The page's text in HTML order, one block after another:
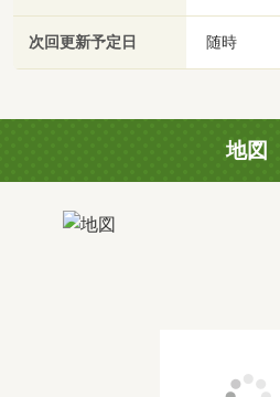
次回更新予定日 随時
地図